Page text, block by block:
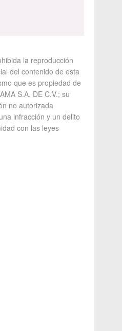
la reproducción
del contenido de esta
que es propiedad de
S.A. DE C.V.; su
no autorizada
infracción y un delito
con las leyes